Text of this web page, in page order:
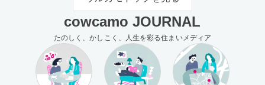
cowcamo JOURNAL
たのしく、かしこく、人生を彩る住まいメディア